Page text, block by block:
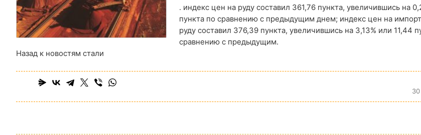
. индекс цен на руду составил 361,76 пункта, увеличившись на
пункта по сравнению с предыдущим днем; индекс цен на
руду составил 376,39 пункта, увеличившись на 3,13% или 11,44
сравнению с предыдущим.
Назад к новостям стали